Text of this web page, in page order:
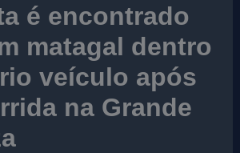
é encontrado
matagal dentro
veículo após
na Grande